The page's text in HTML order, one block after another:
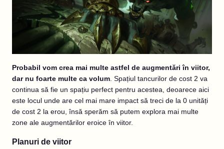
Probabil vom crea mai multe astfel de augmentări în viitor,
dar nu foarte multe ca volum . Spațiul tancurilor de cost 2 va
continua să fie un spațiu perfect pentru acestea, deoarece aici
este locul unde are cel mai mare impact să treci de la 0 unități
de cost 2 la erou, însă sperăm să putem explora mai multe
zone ale augmentărilor eroice în viitor.
Planuri de viitor